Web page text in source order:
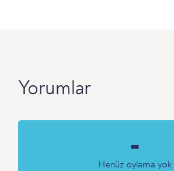
Yorumlar
-
Henüz oylama yok